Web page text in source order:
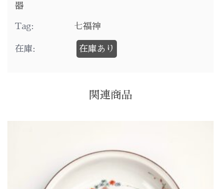
器
Tag: 七福神
在庫: 在庫あり
関連商品